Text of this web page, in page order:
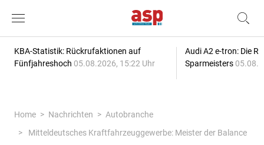
KBA-Statistik: Rückrufaktionen auf
Fünfjahreshoch 05.08.2026, 15:22 Uhr
Audi A2 e-tron: Die
Sparmeisters
Home Nachrichten
Autobranche
Mitteldeutsches Kraftfahrzeuggewerbe: Meister der Balance